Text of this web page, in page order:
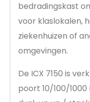
bedradingskast
voor klaslokalen,
ziekenhuizen of
omgevingen.
De ICX 7150 is
poort 10/100/